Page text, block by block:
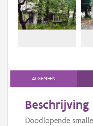
Persoon of collectief
AanmeldenALGEMEEN
Beschrijving
Doodlopende